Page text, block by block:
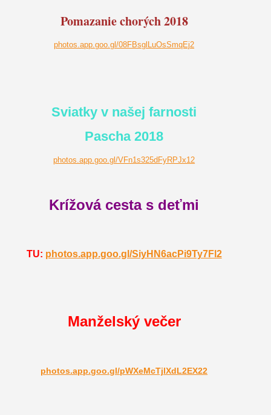
Pomazanie chorých 2018
photos.app.goo.gl/08FBsglLuOsSmqEj2
Sviatky v našej farnosti
Pascha 2018
photos.app.goo.gl/VFn1s325dFyRPJx12
Krížová cesta s deťmi
TU: photos.app.goo.gl/SiyHN6acPi9Ty7Fl2
Manželský večer
photos.app.goo.gl/pWXeMcTjlXdL2EX22